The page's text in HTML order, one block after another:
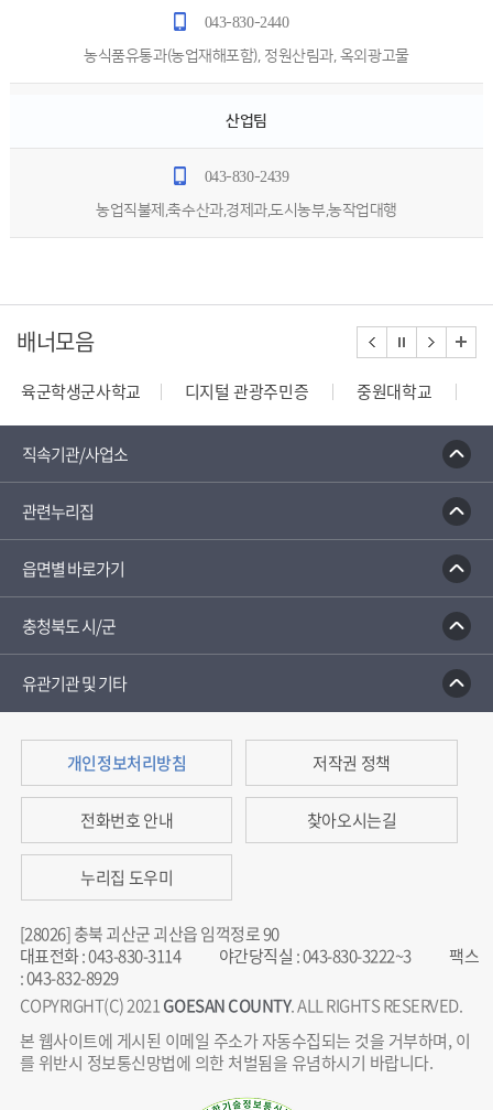
043-830-2440
농식품유통과(농업재해포함), 정원산림과, 옥외광고물
산업팀
043-830-2439
농업직불제,축수산과,경제과,도시농부,농작업대행
배너모음
육군학생군사학교 디지털 관광주민증 중원대학교
직속기관/사업소
관련누리집
읍면별 바로가기
충청북도 시/군
유관기관 및 기타
개인정보처리방침 저작권 정책
전화번호 안내 찾아오시는길
누리집 도우미
[28026] 충북 괴산군 괴산읍 임꺽정로 90
대표전화:043-830-3114 야간당직실 :043-830-3222~3
팩스
:043-832-8929
COPYRIGHT(C) 2021GOESAN COUNTY. ALL RIGHTS RESERVED.
본 웹사이트에 게시된 이메일 주소가 자동수집되는 것을 거부하며, 이
를 위반시 정보통신망법에 의한 처벌됨을 유념하시기 바랍니다.